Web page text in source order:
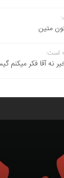
متین
نه آقا فکر میکنم